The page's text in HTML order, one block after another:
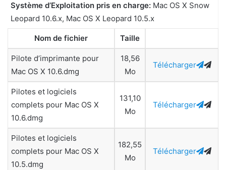
Système d’Exploitation pris en charge: Mac OS X Snow
Leopard 10.6.x, Mac OS X Leopard 10.5.x
Nom de fichier Taille
Pilote d’imprimante pour
Mac OS X 10.6.dmg
18,56
Mo
Télécharger
Pilotes et logiciels
complets pour Mac OS X
10.6.dmg
131,10
Mo
Télécharger
Pilotes et logiciels
complets pour Mac OS X
10.5.dmg
182,55
Mo
Télécharger